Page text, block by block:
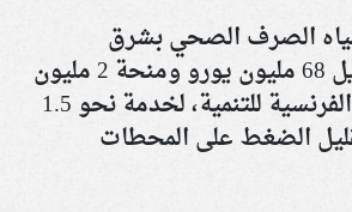
الصرف الصحي بشرق
الإسكندرية: تمويل 68 مليون يورو ومنحة 2 مليون
يورو من الوكالة الفرنسية للتنمية، لخدمة نحو 1.5
الضغط على المحطات